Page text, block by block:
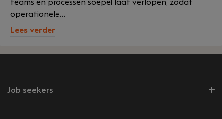
teams en processen soepel laat verlopen, zodat
operationele...
Lees verder
Job seekers